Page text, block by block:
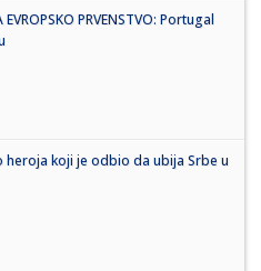
PRVENSTVO: Portugal
heroja koji je odbio da ubija Srbe u